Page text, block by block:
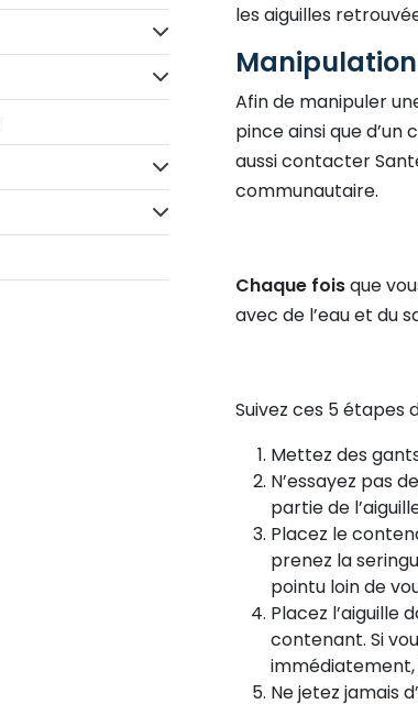
les aiguilles
Afin de manipuler
pince ainsi que d’un
aussi contacter
communautaire.
Chaque foisque
avec de l’eau et du
Suivez ces 5 étapes
Mettez des
N’essayez pas
partie de
Placez le
prenez la
pointu loin de
Placez
contenant. Si
immédiatement,
Ne jetez jamais